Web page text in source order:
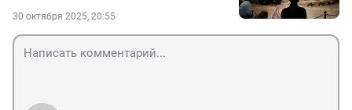
30 октября 2025, 20:55